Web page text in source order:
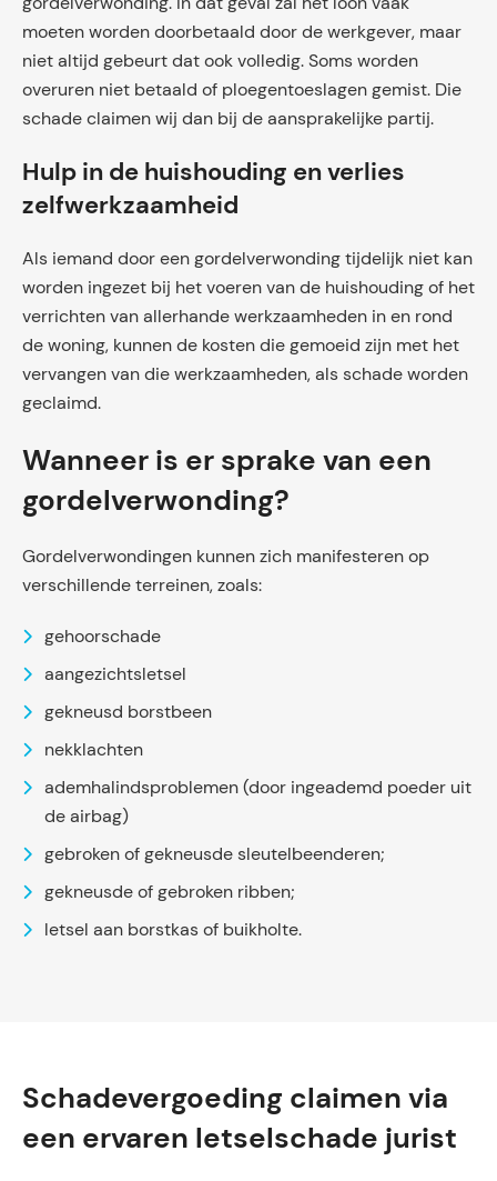
moeten worden doorbetaald door de werkgever, maar
niet altijd gebeurt dat ook volledig. Soms worden
overuren niet betaald of ploegentoeslagen gemist. Die
schade claimen wij dan bij de aansprakelijke partij.
Hulp in de huishouding en verlies
zelfwerkzaamheid
Als iemand door een gordelverwonding tijdelijk niet kan
worden ingezet bij het voeren van de huishouding of het
verrichten van allerhande werkzaamheden in en rond
de woning, kunnen de kosten die gemoeid zijn met het
vervangen van die werkzaamheden, als schade worden
geclaimd.
Wanneer is er sprake van een
gordelverwonding?
Gordelverwondingen kunnen zich manifesteren op
verschillende terreinen, zoals:
gehoorschade
aangezichtsletsel
gekneusd borstbeen
nekklachten
ademhalindsproblemen (door ingeademd poeder uit
de airbag)
gebroken of gekneusde sleutelbeenderen;
gekneusde of gebroken ribben;
letsel aan borstkas of buikholte.
Schadevergoeding claimen via
een ervaren letselschade jurist